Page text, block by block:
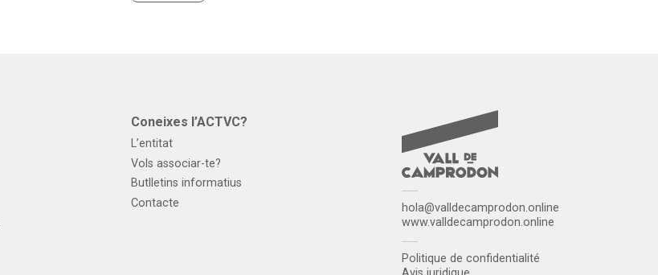
hola@valldecamprodon.online
www.valldecamprodon.online
Politique de confidentialité
Coneixes l’ACTVC?
L’entitat
Vols associar-te?
Butlletins informatius
Contacte